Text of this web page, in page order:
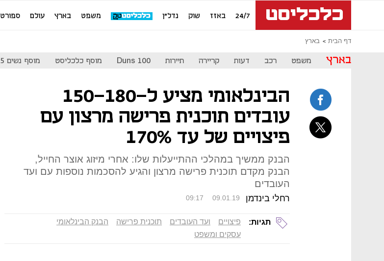
24/7 באזז שוק נדל"ן משפט בארץ עולם ספורט
דף הבית בארץ
בארץ משפט רכב דעות קריירה תיירות Duns 100 מוסף כלכליסט מוסף נשים 2025
הבינלאומי מציע ל-150-180
עובדים תוכנית פרישה מרצון עם
פיצויים של עד 170%
הבנק ממשיך במהלכי ההתייעלות שלו: אחרי מיזוג אוצר החייל,
הבנק מקדם תוכנית פרישה מרצון והגיע להסכמות נוספות עם ועד
העובדים
רחלי בינדמן 09:17 09.01.19
תגיות: פיצויים ועד העובדים תוכנית פרישה
הבנק הבינלאומי
עסקים ומשפט